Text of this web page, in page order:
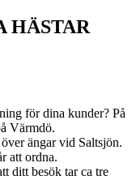
HÄSTAR
för dina kunder? På
Värmdö.
ängar vid Saltsjön.
att ordna.
ditt besök tar ca tre